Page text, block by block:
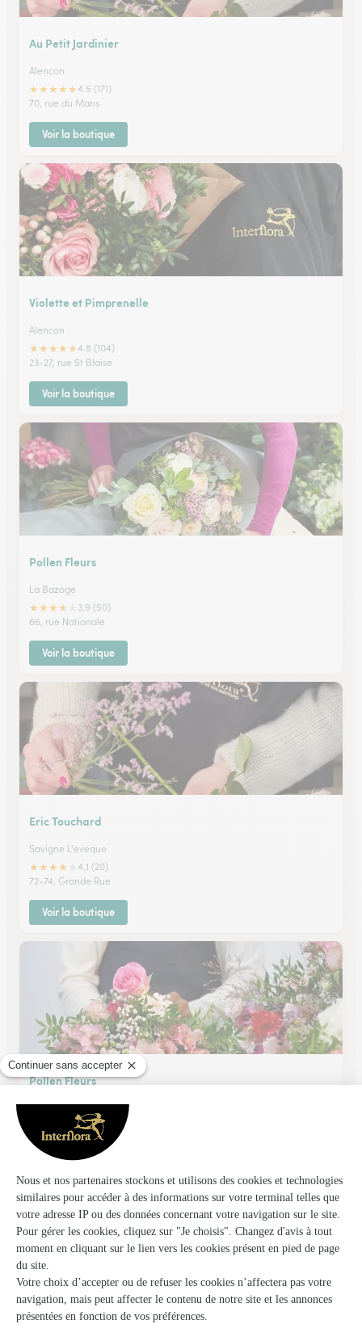
Au Petit Jardinier
Alencon
★★★★★4.5 (171)
70, rue du Mans
Voir la boutique
Violette et Pimprenelle
Alencon
★★★★★4.8 (104)
23-27, rue St Blaise
Voir la boutique
Pollen Fleurs
La Bazoge
★★★★
3.9 (50)
66, rue Nationale
Voir la boutique
Eric Touchard
Savigne L'eveque
★★★★
4.1 (20)
72-74, Grande Rue
Voir la boutique
Pollen Fleurs
Conlie
★3.9 (46)
18, Place des Halles